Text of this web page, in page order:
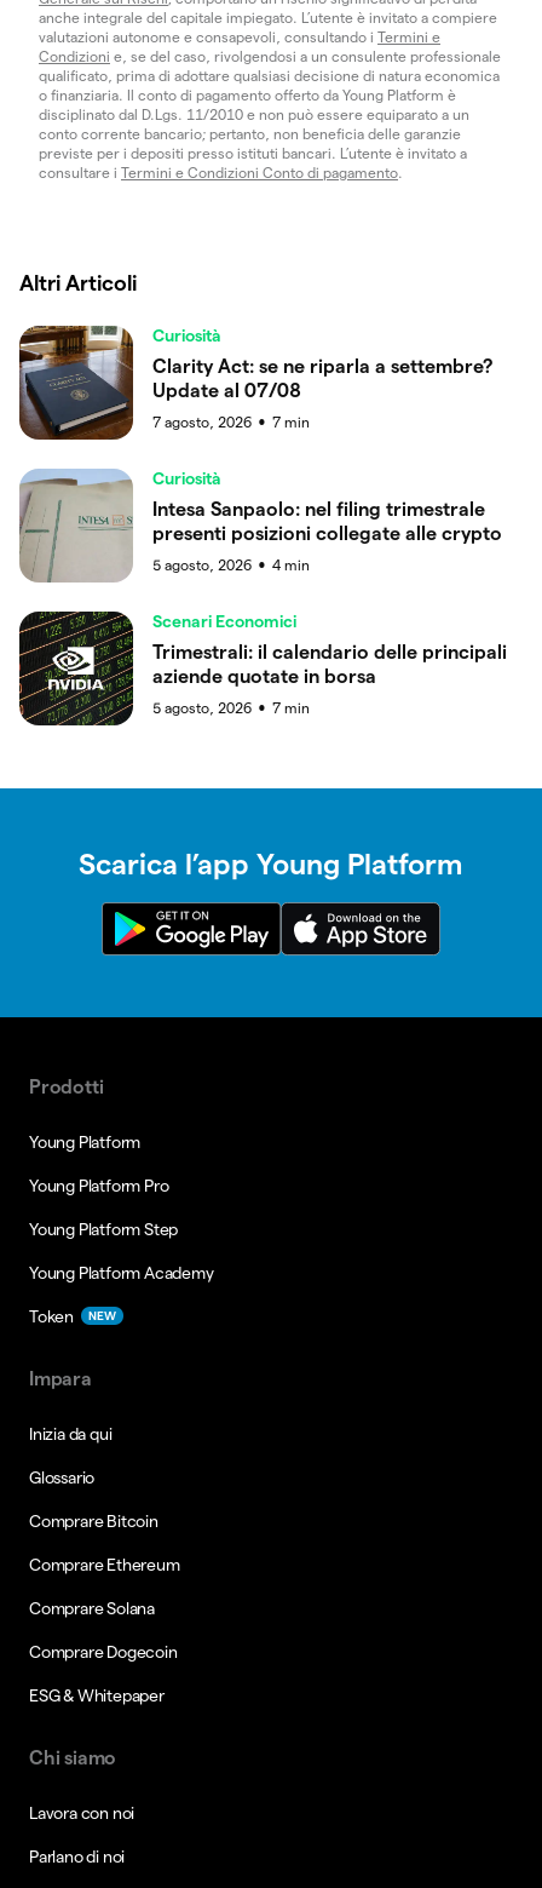
anche integrale del capitale impiegato. L’utente è invitato a compiere
valutazioni autonome e consapevoli, consultando i Termini e
Condizioni e, se del caso, rivolgendosi a un consulente professionale
qualificato, prima di adottare qualsiasi decisione di natura economica
o finanziaria. Il conto di pagamento offerto da Young Platform è
disciplinato dal D.Lgs. 11/2010 e non può essere equiparato a un
conto corrente bancario; pertanto, non beneficia delle garanzie
previste per i depositi presso istituti bancari. L’utente è invitato a
consultare i Termini e Condizioni Conto di pagamento.
Altri Articoli
Curiosità
Clarity Act: se ne riparla a settembre?
Update al 07/08
7 agosto, 2026 ● 7 min
Curiosità
Intesa Sanpaolo: nel filing trimestrale
presenti posizioni collegate alle crypto
5 agosto, 2026 ● 4 min
Scenari Economici
Trimestrali: il calendario delle principali
aziende quotate in borsa
5 agosto, 2026 ● 7 min
Scarica l’app Young Platform
Prodotti
Young Platform
Young Platform Pro
Young Platform Step
Young Platform Academy
Token NEW
Impara
Inizia da qui
Glossario
Comprare Bitcoin
Comprare Ethereum
Comprare Solana
Comprare Dogecoin
ESG & Whitepaper
Chi siamo
Lavora con noi
Parlano di noi